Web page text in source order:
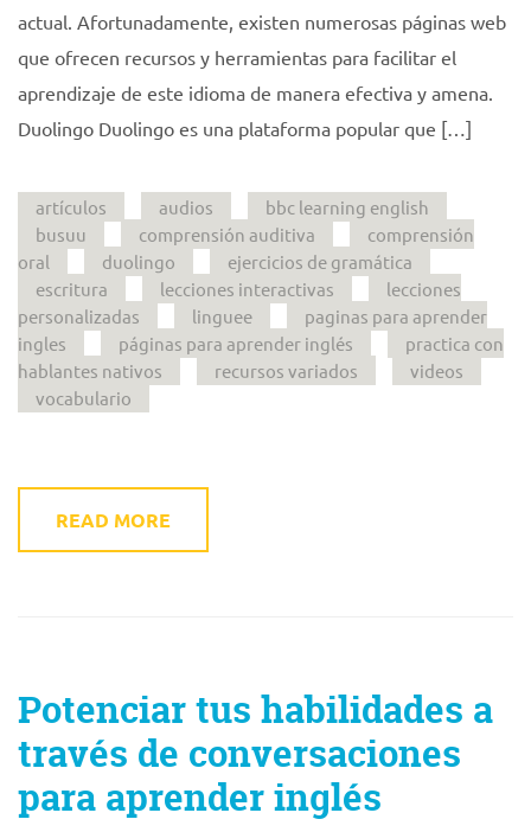
actual. Afortunadamente, existen numerosas páginas web
que ofrecen recursos y herramientas para facilitar el
aprendizaje de este idioma de manera efectiva y amena.
Duolingo Duolingo es una plataforma popular que […]
artículos audios
bbc learning english
busuu
comprensión auditiva
comprensión
oral
duolingo
ejercicios de gramática
escritura
lecciones interactivas
lecciones
personalizadas
linguee
paginas para aprender
ingles
páginas para aprender inglés
practica con
hablantes nativos
recursos variados
videos
vocabulario
READ MORE
Potenciar tus habilidades a
través de conversaciones
para aprender inglés